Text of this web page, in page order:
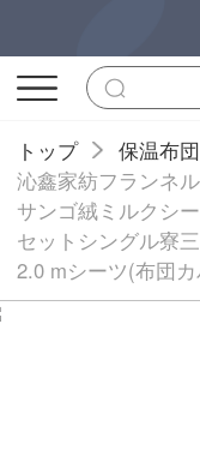
トップ
保温布
沁鑫家紡フランネ
サンゴ絨ミルクシ
セットシングル寮
2.0 mシーツ(布団